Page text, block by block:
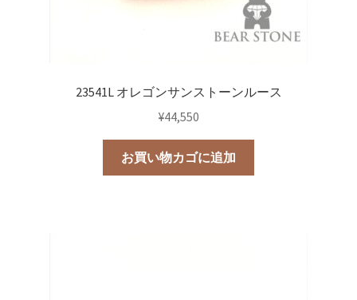
23541L オレゴンサンストーンルース
¥44,550
お買い物カゴに追加